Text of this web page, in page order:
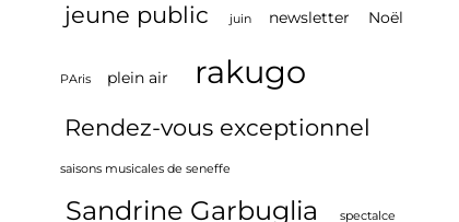
jeune public juin newsletter Noël
PAris plein air rakugo
Rendez-vous exceptionnel
saisons musicales de seneffe
Sandrine Garbuglia spectalce